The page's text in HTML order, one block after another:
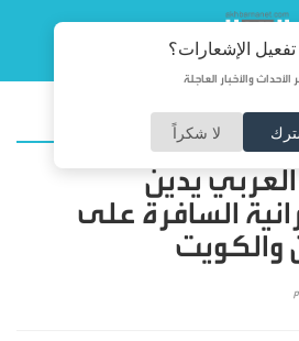
الإشعارات؟
والأخبار العاجلة
لا شكراً
يدين
السافرة على
والكويت